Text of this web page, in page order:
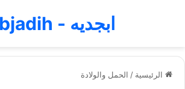
ابجديه - Abjadih
الرئيسية / الحمل والولادة